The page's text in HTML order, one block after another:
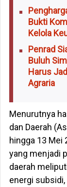
Bukti
Kelola
Penrad
Buluh
Harus
Agraria
Menurutnya
dan Daerah
hingga 13 Mei
yang menjadi
daerah
energi